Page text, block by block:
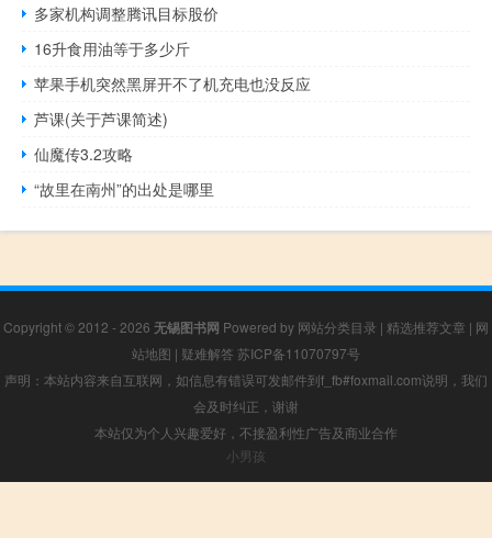
多家机构调整腾讯目标股价
16升食用油等于多少斤
苹果手机突然黑屏开不了机充电也没反应
芦课(关于芦课简述)
仙魔传3.2攻略
“故里在南州”的出处是哪里
Copyright © 2012 - 2026 无锡图书网 Powered by 网站分类目录 | 精选推荐文章 | 网
站地图 | 疑难解答 苏ICP备11070797号
声明：本站内容来自互联网，如信息有错误可发邮件到f_fb#foxmail.com说明，我们
会及时纠正，谢谢
本站仅为个人兴趣爱好，不接盈利性广告及商业合作
小男孩